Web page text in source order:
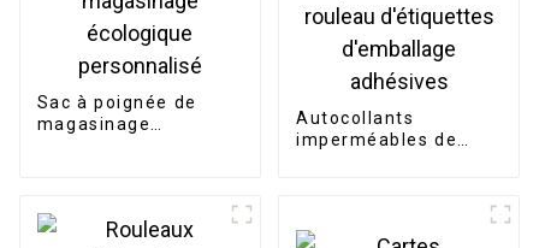
Sac à poignée de
magasinage
Autocollants
imperméables de